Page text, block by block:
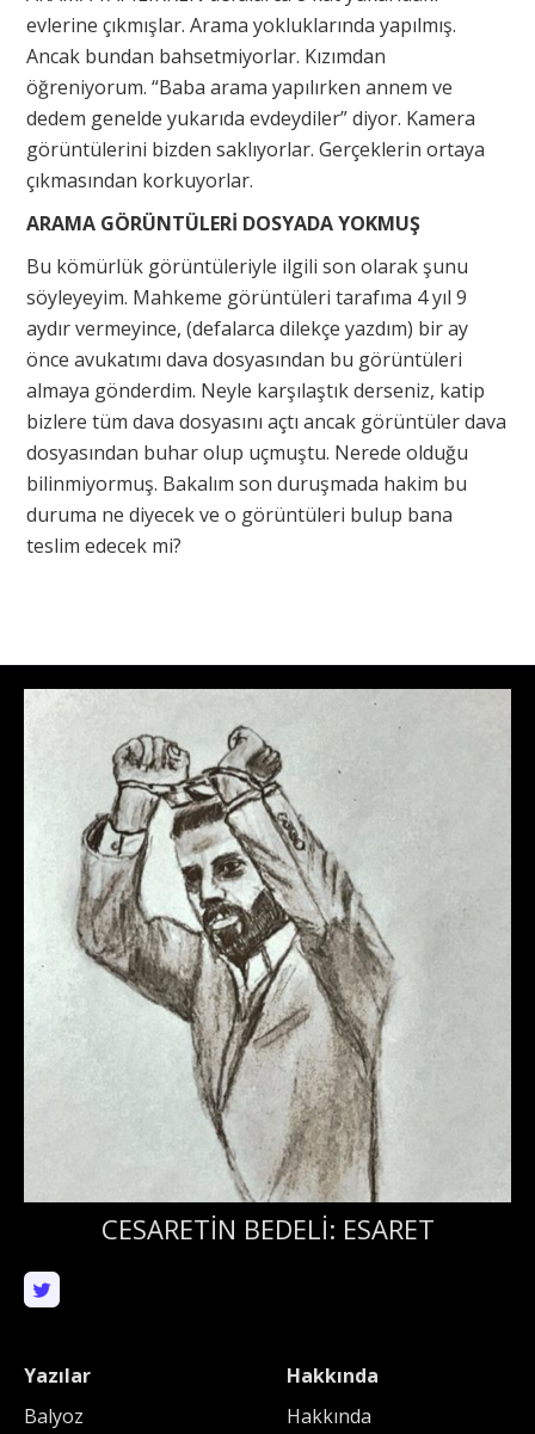
evlerine çıkmışlar. Arama yokluklarında yapılmış.
Ancak bundan bahsetmiyorlar. Kızımdan
öğreniyorum. “Baba arama yapılırken annem ve
dedem genelde yukarıda evdeydiler” diyor. Kamera
görüntülerini bizden saklıyorlar. Gerçeklerin ortaya
çıkmasından korkuyorlar.
ARAMA GÖRÜNTÜLERİ DOSYADA YOKMUŞ
Bu kömürlük görüntüleriyle ilgili son olarak şunu
söyleyeyim. Mahkeme görüntüleri tarafıma 4 yıl 9
aydır vermeyince, (defalarca dilekçe yazdım) bir ay
önce avukatımı dava dosyasından bu görüntüleri
almaya gönderdim. Neyle karşılaştık derseniz, katip
bizlere tüm dava dosyasını açtı ancak görüntüler dava
dosyasından buhar olup uçmuştu. Nerede olduğu
bilinmiyormuş. Bakalım son duruşmada hakim bu
duruma ne diyecek ve o görüntüleri bulup bana
teslim edecek mi?
CESARETİN BEDELİ: ESARET
Yazılar
Balyoz
Hakkında
Hakkında